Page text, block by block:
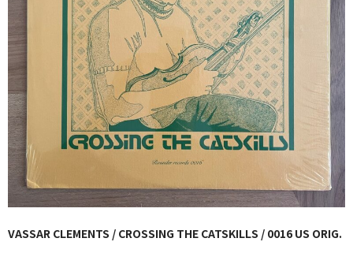
Categories
New Arrivals
GG RECORD （当店のレーベル）
全商品
BLUE NOTE
JAZZ-EU
VASSAR CLEMENTS / CROSSING THE CATSKILLS / 0016 US ORIG.